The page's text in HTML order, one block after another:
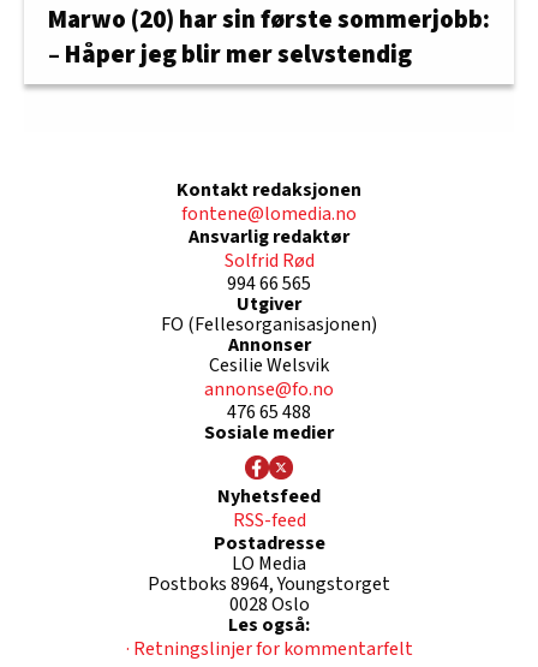
Marwo (20) har sin første sommerjobb:
– Håper jeg blir mer selvstendig
Kontakt redaksjonen
fontene@lomedia.no
Ansvarlig redaktør
Solfrid Rød
994 66 565
Utgiver
FO (Fellesorganisasjonen)
Annonser
Cesilie Welsvik
annonse@fo.no
476 65 488
Sosiale medier
Nyhetsfeed
RSS-feed
Postadresse
LO Media
Postboks 8964, Youngstorget
0028 Oslo
Les også:
· Retningslinjer for kommentarfelt